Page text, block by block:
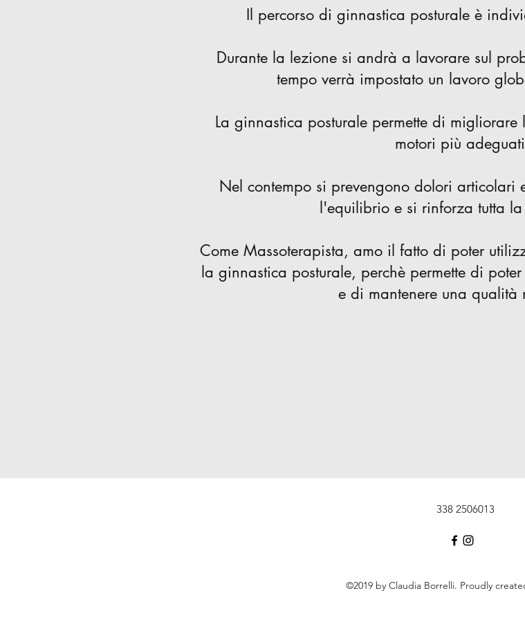
Il percorso di ginnastica posturale è
Durante la lezione si andrà a lavorare sul
tempo verrà impostato un lavoro
La ginnastica posturale permette di migliorare
motori più
Nel contempo si prevengono dolori articolari
l'equilibrio e si rinforza tutta la
Come Massoterapista, amo il fatto di poter
la ginnastica posturale, perchè permette di
e di mantenere una qualità
338 2506013
©2019 by Claudia Borrelli. Proudly